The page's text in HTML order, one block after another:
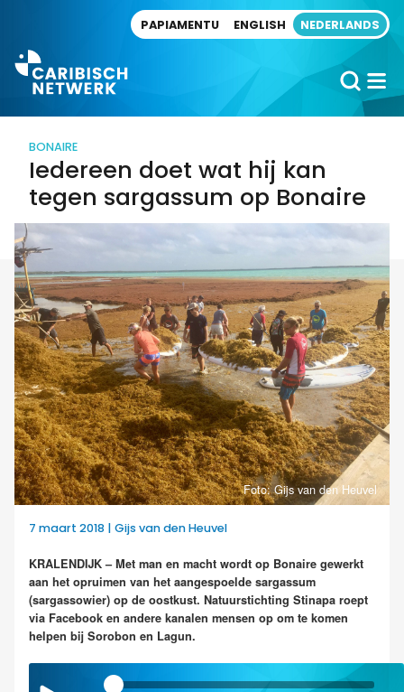
PAPIAMENTU ENGLISH NEDERLANDS
BONAIRE
Iedereen doet wat hij kan
tegen sargassum op Bonaire
Foto: Gijs van den Heuvel
7 maart 2018 | Gijs van den Heuvel
KRALENDIJK – Met man en macht wordt op Bonaire gewerkt
aan het opruimen van het aangespoelde sargassum
(sargassowier) op de oostkust. Natuurstichting Stinapa roept
via Facebook en andere kanalen mensen op om te komen
helpen bij Sorobon en Lagun.